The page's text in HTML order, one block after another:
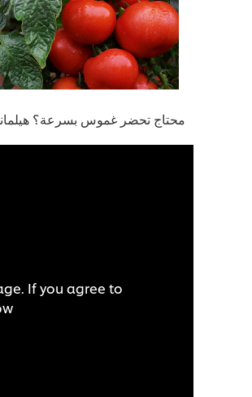
محتاج تحضر غموس بسرعة؟
If you agree to